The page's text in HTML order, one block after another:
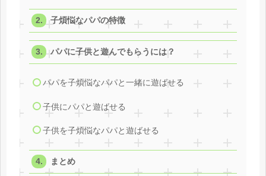
子煩悩なパパの特徴
パパに子供と遊んでもらうには？
パパを子煩悩なパパと一緒に遊ばせる
子供にパパと遊ばせる
子供を子煩悩なパパと遊ばせる
まとめ